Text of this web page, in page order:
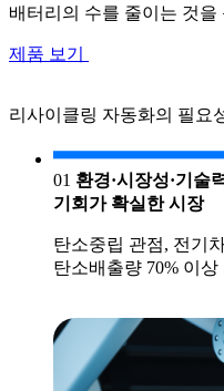
배터리의 수를 줄이는 것을
제품 보기
리사이클링 자동화의 필요
01 환경·시장성·기술
기회가 확실한 시장
탄소중립 관점, 전기
탄소배출량 70% 이상